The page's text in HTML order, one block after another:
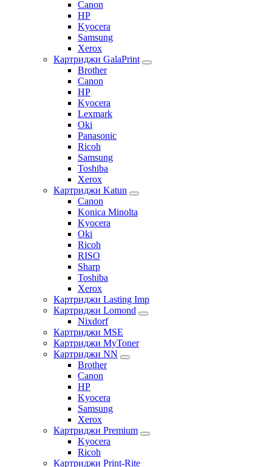
Canon
HP
Kyocera
Samsung
Xerox
Картриджи GalaPrint
Brother
Canon
HP
Kyocera
Lexmark
Oki
Panasonic
Ricoh
Samsung
Toshiba
Xerox
Картриджи Katun
Canon
Konica Minolta
Kyocera
Oki
Ricoh
RISO
Sharp
Toshiba
Xerox
Картриджи Lasting Imp
Картриджи Lomond
Nixdorf
Картриджи MSE
Картриджи MyToner
Картриджи NN
Brother
Canon
HP
Kyocera
Samsung
Xerox
Картриджи Premium
Kyocera
Ricoh
Картриджи Print-Rite